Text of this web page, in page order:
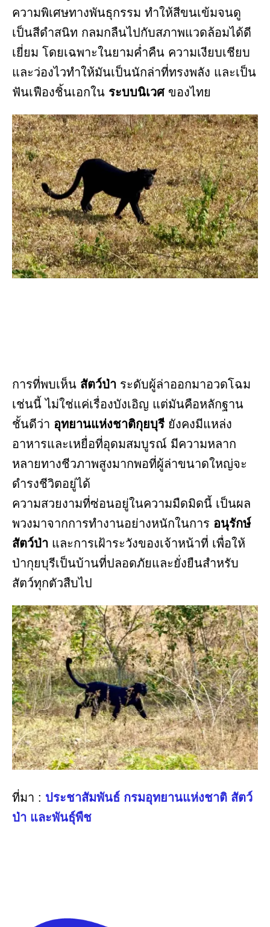
ความพิเศษทางพันธุกรรม ทำให้สีขนเข้มจนดู
เป็นสีดำสนิท กลมกลืนไปกับสภาพแวดล้อมได้ดี
เยี่ยม โดยเฉพาะในยามค่ำคืน ความเงียบเชียบ
และว่องไวทำให้มันเป็นนักล่าที่ทรงพลัง และเป็น
ฟันเฟืองชิ้นเอกใน ระบบนิเวศของไทย
การที่พบเห็น สัตว์ป่า ระดับผู้ล่าออกมาอวดโฉม
เช่นนี้ ไม่ใช่แค่เรื่องบังเอิญ แต่มันคือหลักฐาน
ชั้นดีว่า อุทยานแห่งชาติกุยบุรี ยังคงมีแหล่ง
อาหารและเหยื่อที่อุดมสมบูรณ์ มีความหลาก
หลายทางชีวภาพสูงมากพอที่ผู้ล่าขนาดใหญ่จะ
ดำรงชีวิตอยู่ได้
ความสวยงามที่ซ่อนอยู่ในความมืดมิดนี้ เป็นผล
พวงมาจากการทำงานอย่างหนักในการ อนุรักษ์
สัตว์ป่า และการเฝ้าระวังของเจ้าหน้าที่ เพื่อให้
ป่ากุยบุรีเป็นบ้านที่ปลอดภัยและยั่งยืนสำหรับ
สัตว์ทุกตัวสืบไป
ที่มา : ประชาสัมพันธ์ กรมอุทยานแห่งชาติ สัตว์
ป่า และพันธุ์พืช